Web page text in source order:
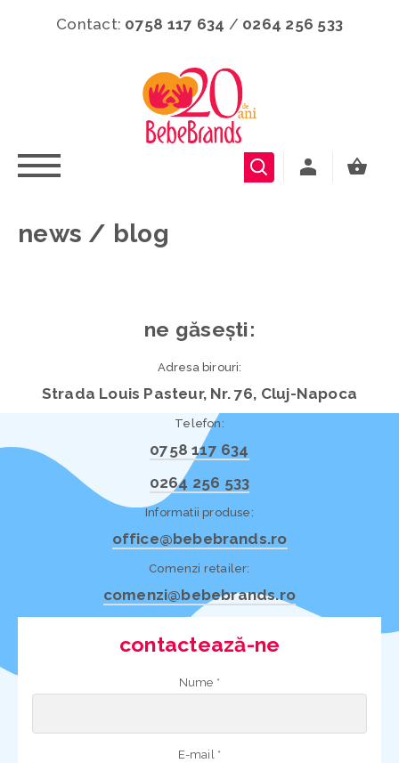
Contact: 0758 117 634 / 0264 256 533
news / blog
ne găsești:
Adresa birouri:
Strada Louis Pasteur, Nr. 76, Cluj-Napoca
Telefon:
0758 117 634
0264 256 533
Informatii produse:
office@bebebrands.ro
Comenzi retailer:
comenzi@bebebrands.ro
contactează-ne
Nume *
E-mail *